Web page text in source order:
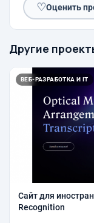
♡Оценить
Другие
ВЕБ-РАЗРАБОТКА И IT
Сайт для
Recognition